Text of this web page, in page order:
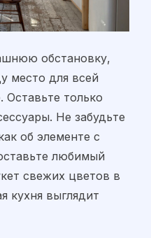
обстановку,
место для всей
Оставьте только
Не забудьте
об элементе с
любимый
свежих цветов в
кухня выглядит